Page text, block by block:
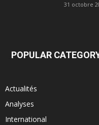
31 octobre
POPULAR
Actualités
Analyses
International